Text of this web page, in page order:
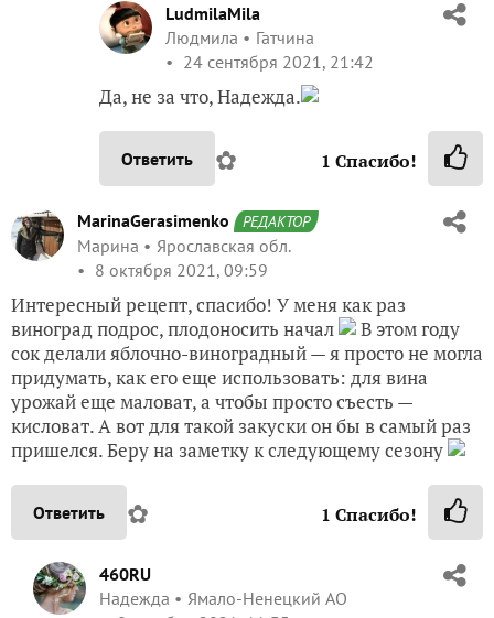
LudmilaMila
Людмила
Гатчина
24 сентября 2021, 21:42
Да, не за что, Надежда.
Ответить ✿ 1 Спасибо!
MarinaGerasimenko РЕДАКТОР
Марина
Ярославская обл.
8 октября 2021, 09:59
Интересный рецепт, спасибо! У меня как раз
виноград подрос, плодоносить начал
В этом году
сок делали яблочно-виноградный — я просто не могла
придумать, как его еще использовать: для вина
урожай еще маловат, а чтобы просто съесть —
кисловат. А вот для такой закуски он бы в самый раз
пришелся. Беру на заметку к следующему сезону
Ответить ✿ 1 Спасибо!
460RU
Надежда
Ямало-Ненецкий АО